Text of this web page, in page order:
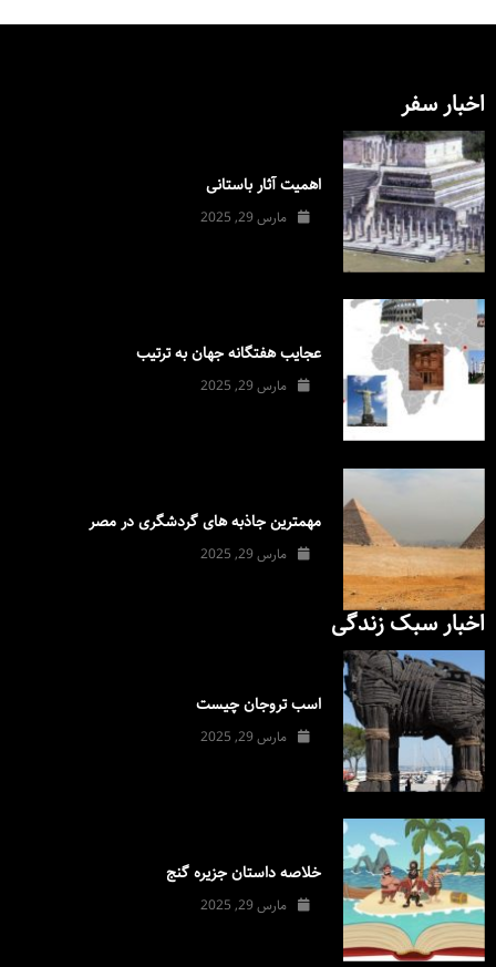
اخبار سفر
اهمیت آثار باستانی
مارس 29, 2025
عجایب هفتگانه جهان به ترتیب
مارس 29, 2025
مهمترین جاذبه های گردشگری در مصر
مارس 29, 2025
اخبار سبک زندگی
اسب تروجان چیست
مارس 29, 2025
خلاصه داستان جزیره گنج
مارس 29, 2025